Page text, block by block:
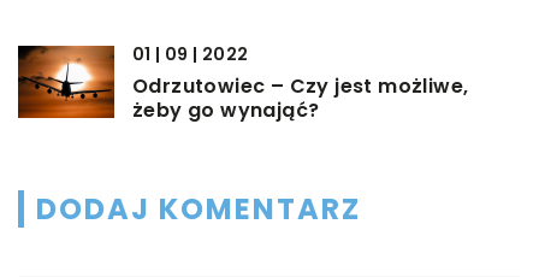
01 | 09 | 2022
Odrzutowiec – Czy jest możliwe,
żeby go wynająć?
DODAJ KOMENTARZ